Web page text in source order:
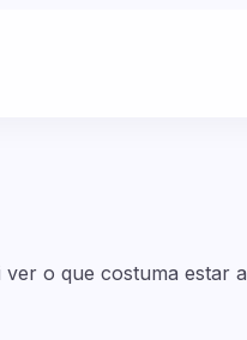
o que costuma estar